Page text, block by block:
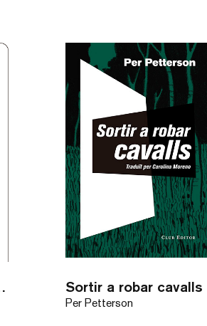
eBook Sortir a robar cavalls
Per Petterson